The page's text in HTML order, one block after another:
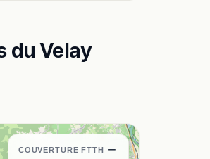
du Velay
COUVERTURE FTTH −